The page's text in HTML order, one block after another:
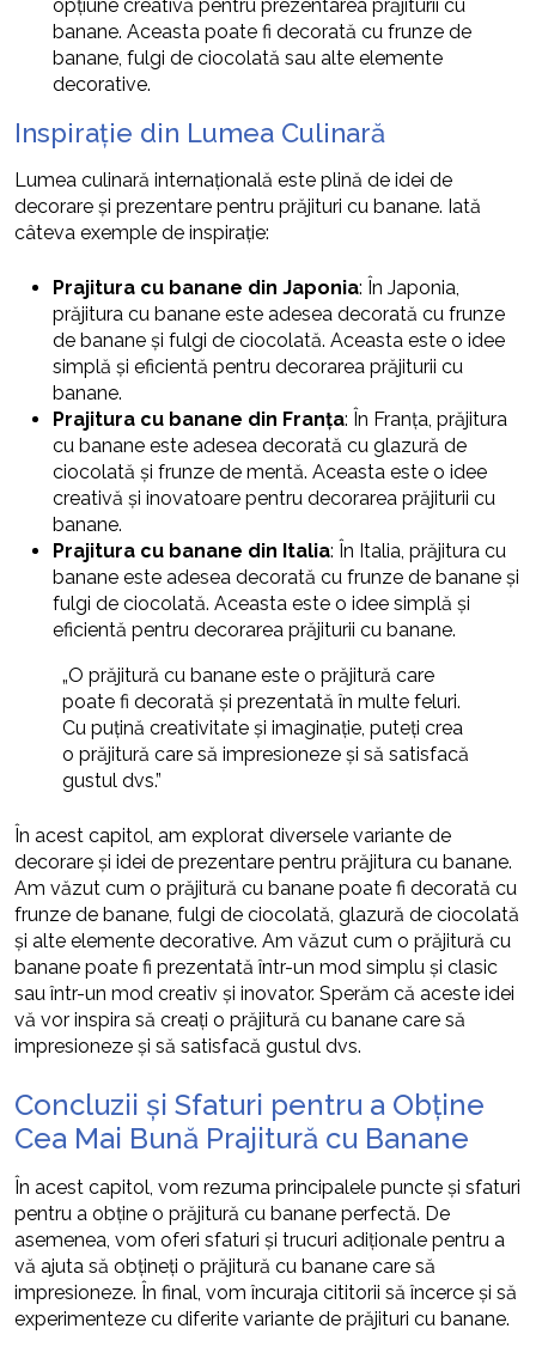
opțiune creativă pentru prezentarea prăjiturii cu
banane. Aceasta poate fi decorată cu frunze de
banane, fulgi de ciocolată sau alte elemente
decorative.
Inspirație din Lumea Culinară
Lumea culinară internațională este plină de idei de
decorare și prezentare pentru prăjituri cu banane. Iată
câteva exemple de inspirație:
Prajitura cu banane din Japonia: În Japonia,
prăjitura cu banane este adesea decorată cu frunze
de banane și fulgi de ciocolată. Aceasta este o idee
simplă și eficientă pentru decorarea prăjiturii cu
banane.
Prajitura cu banane din Franța: În Franța, prăjitura
cu banane este adesea decorată cu glazură de
ciocolată și frunze de mentă. Aceasta este o idee
creativă și inovatoare pentru decorarea prăjiturii cu
banane.
Prajitura cu banane din Italia: În Italia, prăjitura cu
banane este adesea decorată cu frunze de banane și
fulgi de ciocolată. Aceasta este o idee simplă și
eficientă pentru decorarea prăjiturii cu banane.
„O prăjitură cu banane este o prăjitură care
poate fi decorată și prezentată în multe feluri.
Cu puțină creativitate și imaginație, puteți crea
o prăjitură care să impresioneze și să satisfacă
gustul dvs.”
În acest capitol, am explorat diversele variante de
decorare și idei de prezentare pentru prăjitura cu banane.
Am văzut cum o prăjitură cu banane poate fi decorată cu
frunze de banane, fulgi de ciocolată, glazură de ciocolată
și alte elemente decorative. Am văzut cum o prăjitură cu
banane poate fi prezentată într-un mod simplu și clasic
sau într-un mod creativ și inovator. Sperăm că aceste idei
vă vor inspira să creați o prăjitură cu banane care să
impresioneze și să satisfacă gustul dvs.
Concluzii și Sfaturi pentru a Obține
Cea Mai Bună Prajitură cu Banane
În acest capitol, vom rezuma principalele puncte și sfaturi
pentru a obține o prăjitură cu banane perfectă. De
asemenea, vom oferi sfaturi și trucuri adiționale pentru a
vă ajuta să obțineți o prăjitură cu banane care să
impresioneze. În final, vom încuraja cititorii să încerce și să
experimenteze cu diferite variante de prăjituri cu banane.